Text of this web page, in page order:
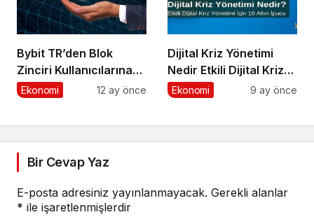
Bybit TR’den Blok
Zinciri Kullanıcılarına
Ağ Tıkanıklığı Rehberi!
Ekonomi 12 ay önce
Dijital Kriz Yönetimi
Nedir Etkili Dijital Kriz
Yönetimi için 10 Altın
Ekonomi 9 ay önce
Bir Cevap Yaz
E-posta adresiniz yayınlanmayacak. Gerekli alanlar
* ile işaretlenmişlerdir